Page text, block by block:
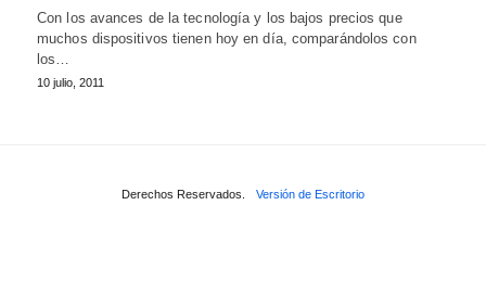
Con los avances de la tecnología y los bajos precios que
muchos dispositivos tienen hoy en día, comparándolos con
los…
10 julio, 2011
Derechos Reservados. Versión de Escritorio